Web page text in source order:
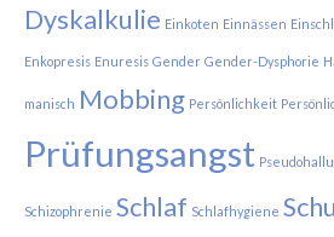
Dyskalkulie Einkoten Einnässen
Enkopresis Enuresis Gender Gender-Dysphorie
manisch Mobbing Persönlichkeit
Prüfungsangst
Schizophrenie Schlaf Schlafhygiene